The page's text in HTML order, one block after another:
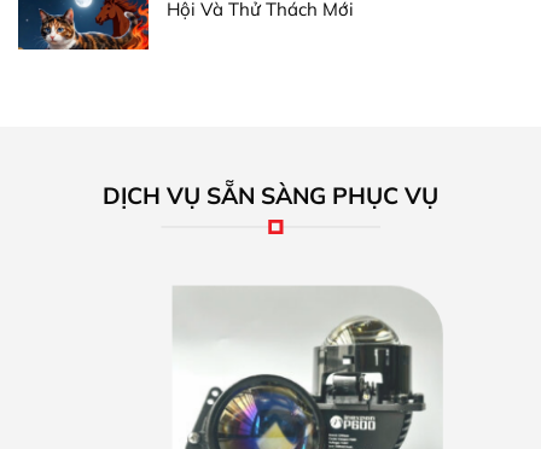
cảm biến đỗ xe Icar Ellsen S46:
Thiết bị gọn gàng, không có gì nhiều trên taplo xe
Hội Và Thử Thách Mới
DỊCH VỤ SẴN SÀNG PHỤC VỤ